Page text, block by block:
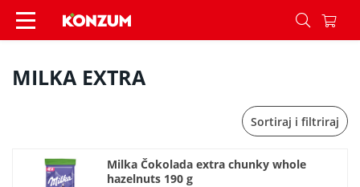
MILKA EXTRA - Konzum
MILKA EXTRA
Sortiraj i filtriraj
Milka Čokolada extra chunky whole
hazelnuts 190 g